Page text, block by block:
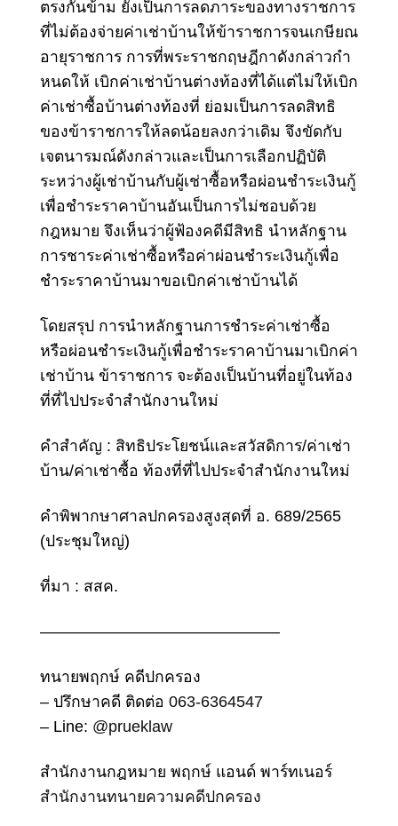
ตรงกันข้าม ยังเป็นการลดภาระของทางราชการ
ที่ไม่ต้องจ่ายค่าเช่าบ้านให้ข้าราชการจนเกษียณ
อายุราชการ การที่พระราชกฤษฎีกาดังกล่าวกํา
หนดให้ เบิกค่าเช่าบ้านต่างท้องที่ได้แต่ไม่ให้เบิก
ค่าเช่าซื้อบ้านต่างท้องที่ ย่อมเป็นการลดสิทธิ
ของข้าราชการให้ลดน้อยลงกว่าเดิม จึงขัดกับ
เจตนารมณ์ดังกล่าวและเป็นการเลือกปฏิบัติ
ระหว่างผู้เช่าบ้านกับผู้เช่าซื้อหรือผ่อนชําระเงินกู้
เพื่อชําระราคาบ้านอันเป็นการไม่ชอบด้วย
กฎหมาย จึงเห็นว่าผู้ฟ้องคดีมีสิทธิ นําหลักฐาน
การชาระค่าเช่าซื้อหรือค่าผ่อนชําระเงินกู้เพื่อ
ชําระราคาบ้านมาขอเบิกค่าเช่าบ้านได้
โดยสรุป การนําหลักฐานการชําระค่าเช่าซื้อ
หรือผ่อนชําระเงินกู้เพื่อชําระราคาบ้านมาเบิกค่า
เช่าบ้าน ข้าราชการ จะต้องเป็นบ้านที่อยู่ในท้อง
ที่ที่ไปประจําสํานักงานใหม่
คําสําคัญ : สิทธิประโยชน์และสวัสดิการ/ค่าเช่า
บ้าน/ค่าเช่าซื้อ ท้องที่ที่ไปประจําสํานักงานใหม่
คําพิพากษาศาลปกครองสูงสุดที่ อ. 689/2565
(ประชุมใหญ่)
ที่มา : สสค.
———————————————
ทนายพฤกษ์ คดีปกครอง
– ปรึกษาคดี ติดต่อ 063-6364547
– Line: @prueklaw
สำนักงานกฎหมาย พฤกษ์ แอนด์ พาร์ทเนอร์
สำนักงานทนายความคดีปกครอง